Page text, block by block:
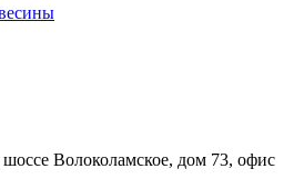
Волоколамское, дом 73, офис